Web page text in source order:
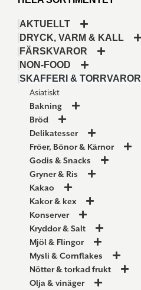
AKTUELLT
DRYCK, VARM & KALL
FÄRSKVAROR
NON-FOOD
SKAFFERI & TORRVAROR
Asiatiskt
Bakning
Bröd
Delikatesser
Fröer, Bönor & Kärnor
Godis & Snacks
Gryner & Ris
Kakao
Kakor & kex
Konserver
Kryddor & Salt
Mjöl & Flingor
Mysli & Cornflakes
Nötter & torkad frukt
Olja & vinäger